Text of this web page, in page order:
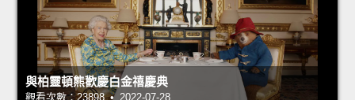
與柏靈頓熊歡慶白金禧慶典
觀看次數：23898 • 2022-07-28